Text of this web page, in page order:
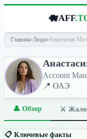
🐗AFF
Главная›Люди›Анастасия
Account
📍 ОАЭ
👤 Обзор ⚔️
📋 Ключевые факты